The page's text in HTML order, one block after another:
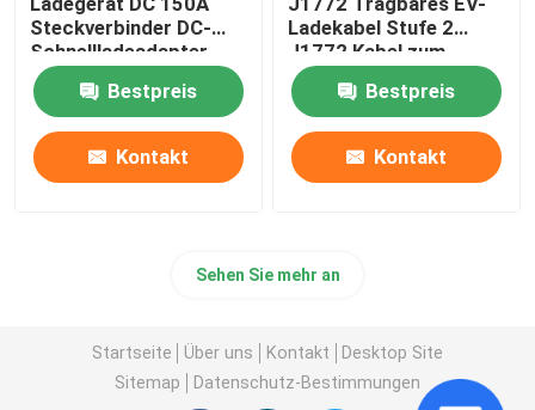
Steckverbinder DC-
Schnellladeadapter
Bestpreis
Kontakt
Ladekabel Stufe 2
J1772 Kabel zum
Ladegerät für
FahrzeugeBestpreis
Kontakt
Sehen Sie mehr an
Startseite Über uns Kontakt
Desktop Site
Sitemap
Datenschutz-Bestimmungen